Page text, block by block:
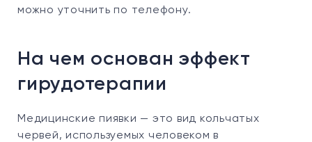
можно уточнить по телефону.
На чем основан эффект
гирудотерапии
Медицинские пиявки — это вид кольчатых
червей, используемых человеком в